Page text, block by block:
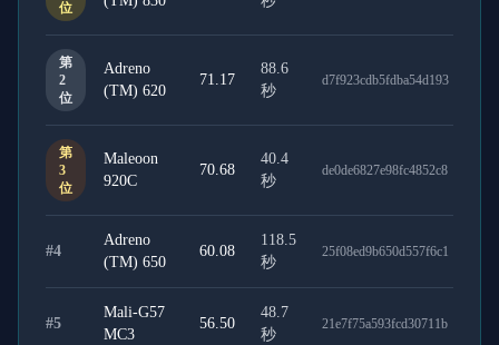
位
第
2
位
Adreno
(TM) 620
71.17
88.6
秒
d7f923cdb5fdba54d193
第
3
位
Maleoon
920C
70.68
40.4
秒
de0de6827e98fc4852c8
#4
Adreno
(TM) 650
60.08
118.5
秒
25f08ed9b650d557f6c1
#5
Mali-G57
MC3
56.50
48.7
秒
21e7f75a593fcd30711b